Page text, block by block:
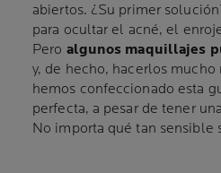
abiertos. ¿Su primer
para ocultar el acné, el
Pero algunos maquillajes
y, de hecho, hacerlos mucho
hemos confeccionado esta
perfecta, a pesar de tener
No importa qué tan sensible